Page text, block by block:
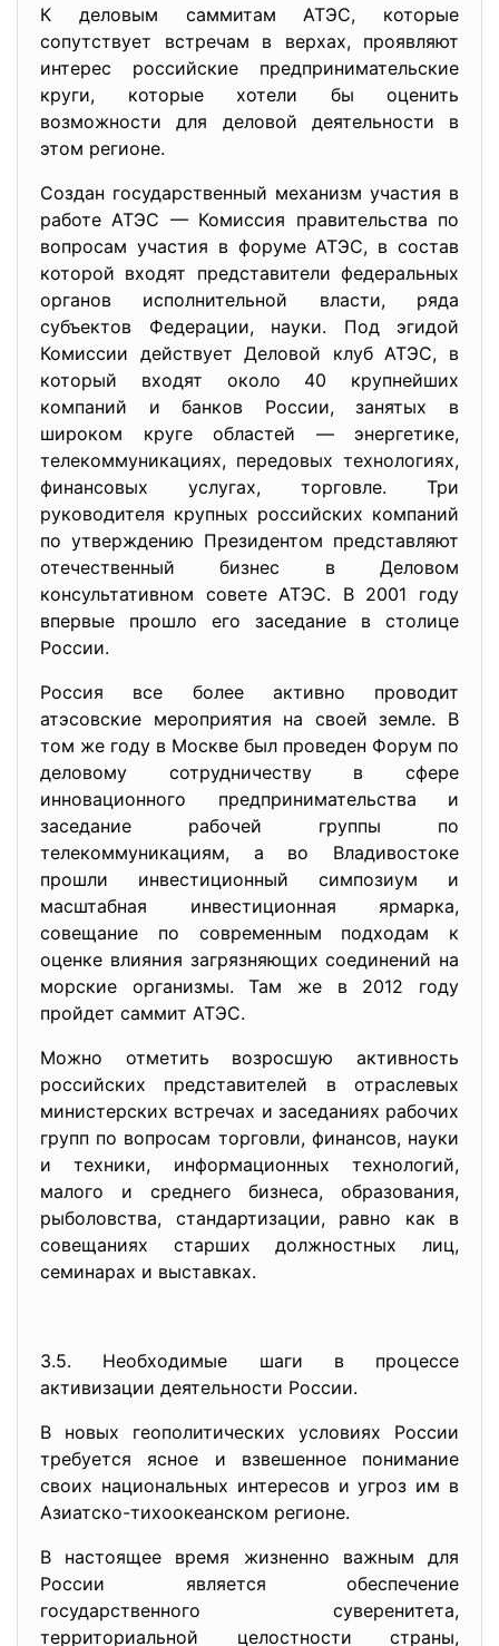
К деловым саммитам АТЭС, которые
сопутствует встречам в верхах, проявляют
интерес российские предпринимательские
круги, которые хотели бы оценить
возможности для деловой деятельности в
этом регионе.
Создан государственный механизм участия в
работе АТЭС — Комиссия правительства по
вопросам участия в форуме АТЭС, в состав
которой входят представители федеральных
органов исполнительной власти, ряда
субъектов Федерации, науки. Под эгидой
Комиссии действует Деловой клуб АТЭС, в
который входят около 40 крупнейших
компаний и банков России, занятых в
широком круге областей — энергетике,
телекоммуникациях, передовых технологиях,
финансовых услугах, торговле. Три
руководителя крупных российских компаний
по утверждению Президентом представляют
отечественный бизнес в Деловом
консультативном совете АТЭС. В 2001 году
впервые прошло его заседание в столице
России.
Россия все более активно проводит
атэсовские мероприятия на своей земле. В
том же году в Москве был проведен Форум по
деловому сотрудничеству в сфере
инновационного предпринимательства и
заседание рабочей группы по
телекоммуникациям, а во Владивостоке
прошли инвестиционный симпозиум и
масштабная инвестиционная ярмарка,
совещание по современным подходам к
оценке влияния загрязняющих соединений на
морские организмы. Там же в 2012 году
пройдет саммит АТЭС.
Можно отметить возросшую активность
российских представителей в отраслевых
министерских встречах и заседаниях рабочих
групп по вопросам торговли, финансов, науки
и техники, информационных технологий,
малого и среднего бизнеса, образования,
рыболовства, стандартизации, равно как в
совещаниях старших должностных лиц,
семинарах и выставках.
3.5. Необходимые шаги в процессе
активизации деятельности России.
В новых геополитических условиях России
требуется ясное и взвешенное понимание
своих национальных интересов и угроз им в
Азиатско-тихоокеанском регионе.
В настоящее время жизненно важным для
России является обеспечение
государственного суверенитета,
территориальной целостности страны,